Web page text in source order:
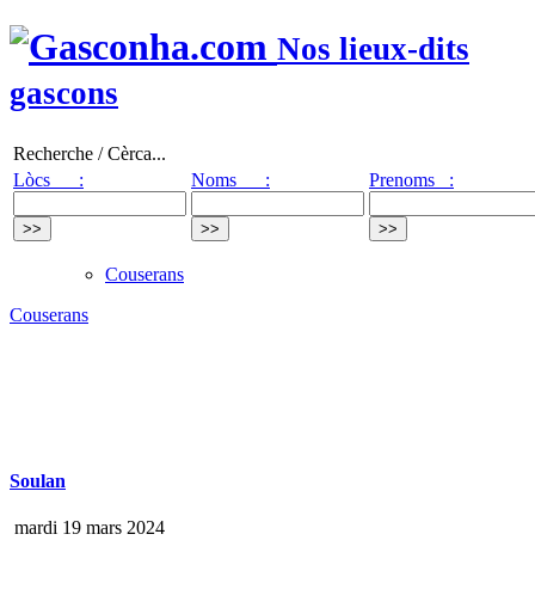
Nos lieux-dits
gascons
Recherche / Cèrca...
Lòcs :
Noms : Prenoms :
Couserans
Couserans
Soulan
mardi 19 mars 2024